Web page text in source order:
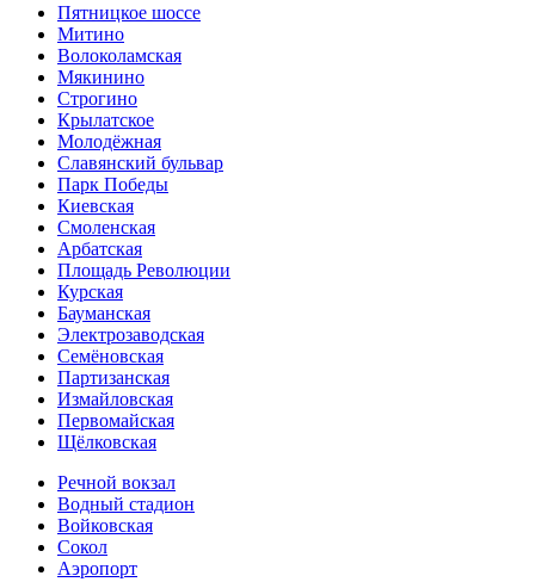
Пятницкое шоссе
Митино
Волоколамская
Мякинино
Строгино
Крылатское
Молодёжная
Славянский бульвар
Парк Победы
Киевская
Смоленская
Арбатская
Площадь Революции
Курская
Бауманская
Электрозаводская
Семёновская
Партизанская
Измайловская
Первомайская
Щёлковская
Речной вокзал
Водный стадион
Войковская
Сокол
Аэропорт